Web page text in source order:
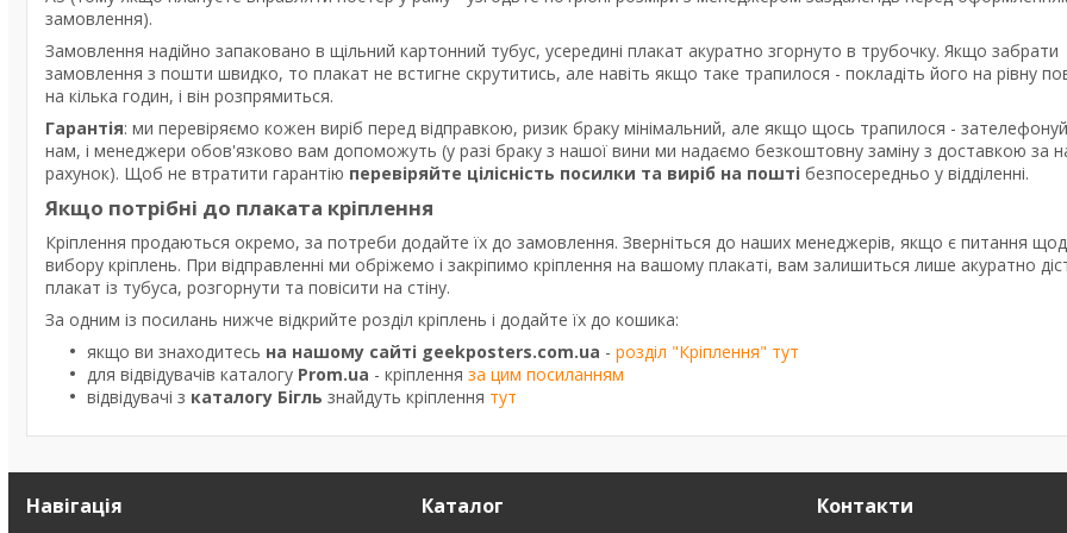
замовлення).
Замовлення надійно запаковано в щільний картонний тубус, усередині плакат акуратно згорнуто в трубочку. Якщо забрати
замовлення з пошти швидко, то плакат не встигне скрутитись, але навіть якщо таке трапилося - покладіть його на рівну
на кілька годин, і він розпрямиться.
Гарантія: ми перевіряємо кожен виріб перед відправкою, ризик браку мінімальний, але якщо щось трапилося -
нам, і менеджери обов'язково вам допоможуть (у разі браку з нашої вини ми надаємо безкоштовну заміну з доставкою за
рахунок). Щоб не втратити гарантію перевіряйте цілісність посилки та виріб на пошті безпосередньо у відділенні.
Якщо потрібні до плаката кріплення
Кріплення продаються окремо, за потреби додайте їх до замовлення. Зверніться до наших менеджерів, якщо є питання
вибору кріплень. При відправленні ми обріжемо і закріпимо кріплення на вашому плакаті, вам залишиться лише акуратно
плакат із тубуса, розгорнути та повісити на стіну.
За одним із посилань нижче відкрийте розділ кріплень і додайте їх до кошика:
якщо ви знаходитесь на нашому сайті geekposters.com.ua - розділ "Кріплення" тут
для відвідувачів каталогу Prom.ua - кріплення за цим посиланням
відвідувачі з каталогу Бігль знайдуть кріплення тут
Навігація Каталог Контакти